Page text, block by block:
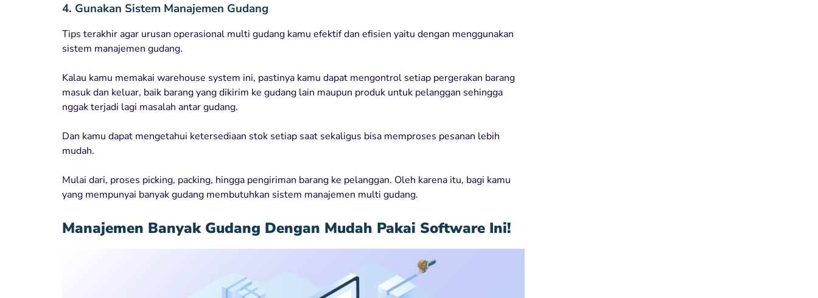
4. Gunakan Sistem Manajemen Gudang
Tips terakhir agar urusan operasional multi gudang kamu efektif dan efisien yaitu dengan menggunakan
sistem manajemen gudang.
Kalau kamu memakai warehouse system ini, pastinya kamu dapat mengontrol setiap pergerakan barang
masuk dan keluar, baik barang yang dikirim ke gudang lain maupun produk untuk pelanggan sehingga
nggak terjadi lagi masalah antar gudang.
Dan kamu dapat mengetahui ketersediaan stok setiap saat sekaligus bisa memproses pesanan lebih
mudah.
Mulai dari, proses picking, packing, hingga pengiriman barang ke pelanggan. Oleh karena itu, bagi kamu
yang mempunyai banyak gudang membutuhkan sistem manajemen multi gudang.
Manajemen Banyak Gudang Dengan Mudah Pakai Software Ini!